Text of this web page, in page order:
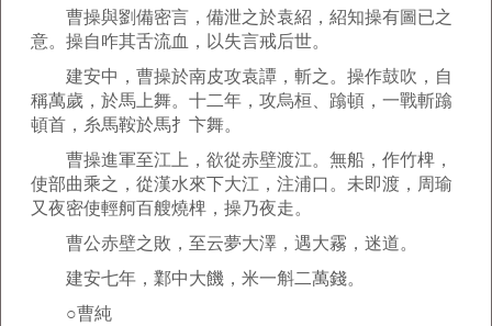
曹操與劉備密言，備泄之於袁紹，紹知操有圖已之
意。操自咋其舌流血，以失言戒后世。
建安中，曹操於南皮攻袁譚，斬之。操作鼓吹，自
稱萬歲，於馬上舞。十二年，攻烏桓、蹹頓，一戰斬蹹
頓首，糸馬鞍於馬扌卞舞。
曹操進軍至江上，欲從赤壁渡江。無船，作竹椑，
使部曲乘之，從漢水來下大江，注浦口。未即渡，周瑜
又夜密使輕舸百艘燒椑，操乃夜走。
曹公赤壁之敗，至云夢大澤，遇大霧，迷道。
建安七年，鄴中大饑，米一斛二萬錢。
○曹純